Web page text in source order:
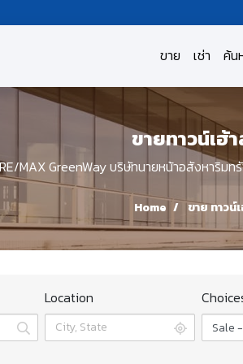
ขาย เช่า ค้น
ขายทาวน์เฮ้
RE/MAX GreenWay บริษัทนายหน้าอสังหาริม
Home ขาย ทาวน์
Location